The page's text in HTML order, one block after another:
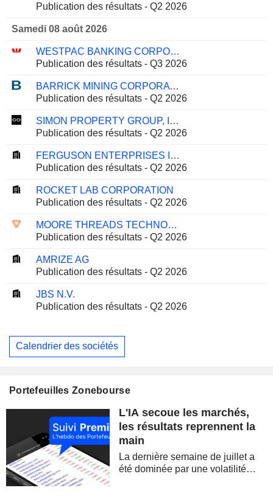
Publication des résultats - Q2 2026
Samedi 08 août 2026
WESTPAC BANKING CORPORATION
Publication des résultats - Q3 2026
BARRICK MINING CORPORATION
Publication des résultats - Q2 2026
SIMON PROPERTY GROUP, INC.
Publication des résultats - Q2 2026
FERGUSON ENTERPRISES INC.
Publication des résultats - Q2 2026
ROCKET LAB CORPORATION
Publication des résultats - Q2 2026
MOORE THREADS TECHNOLOGY CO., LTD.
Publication des résultats - Q2 2026
AMRIZE AG
Publication des résultats - Q2 2026
JBS N.V.
Publication des résultats - Q2 2026
Calendrier des sociétés
Portefeuilles Zonebourse
L'IA secoue les marchés,
les résultats reprennent la
main
La dernière semaine de juillet a
été dominée par une volatilité